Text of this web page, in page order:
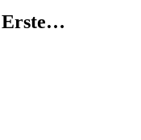
Erste…